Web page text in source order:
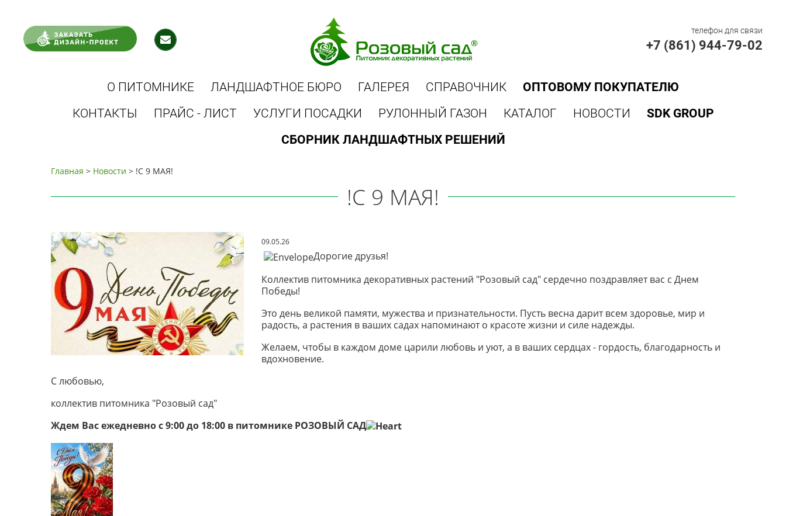
телефон для связи
+7 (861) 944-79-02
О ПИТОМНИКЕ ЛАНДШАФТНОЕ БЮРО ГАЛЕРЕЯ СПРАВОЧНИК
ОПТОВОМУ ПОКУПАТЕЛЮ
КОНТАКТЫ
ПРАЙС - ЛИСТ УСЛУГИ ПОСАДКИ РУЛОННЫЙ ГАЗОН КАТАЛОГ НОВОСТИ
SDK GROUP
СБОРНИК ЛАНДШАФТНЫХ РЕШЕНИЙ
Главная > Новости > !С 9 МАЯ!
!С 9 МАЯ!
09.05.26
Дорогие друзья!
Коллектив питомника декоративных растений "Розовый сад" сердечно поздравляет вас с Днем
Победы!
Это день великой памяти, мужества и признательности. Пусть весна дарит всем здоровье, мир и
радость, а растения в ваших садах напоминают о красоте жизни и силе надежды.
Желаем, чтобы в каждом доме царили любовь и уют, а в ваших сердцах - гордость, благодарность и
вдохновение.
С любовью,
коллектив питомника "Розовый сад"
Ждем Вас ежедневно с 9:00 до 18:00 в питомнике РОЗОВЫЙ САД